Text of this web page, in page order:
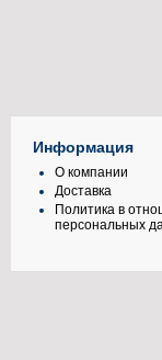
Информация
О компании
Доставка
Политика в
персональных